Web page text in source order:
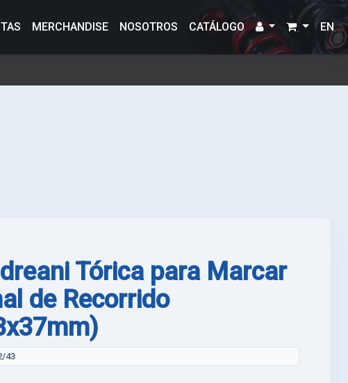
MERCHANDISE NOSOTROS CATÁLOGO EN
Tórica para Marcar
de Recorrido
43